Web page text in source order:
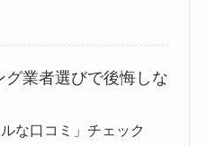
グ業者選びで後悔しな
な口コミ」チェック